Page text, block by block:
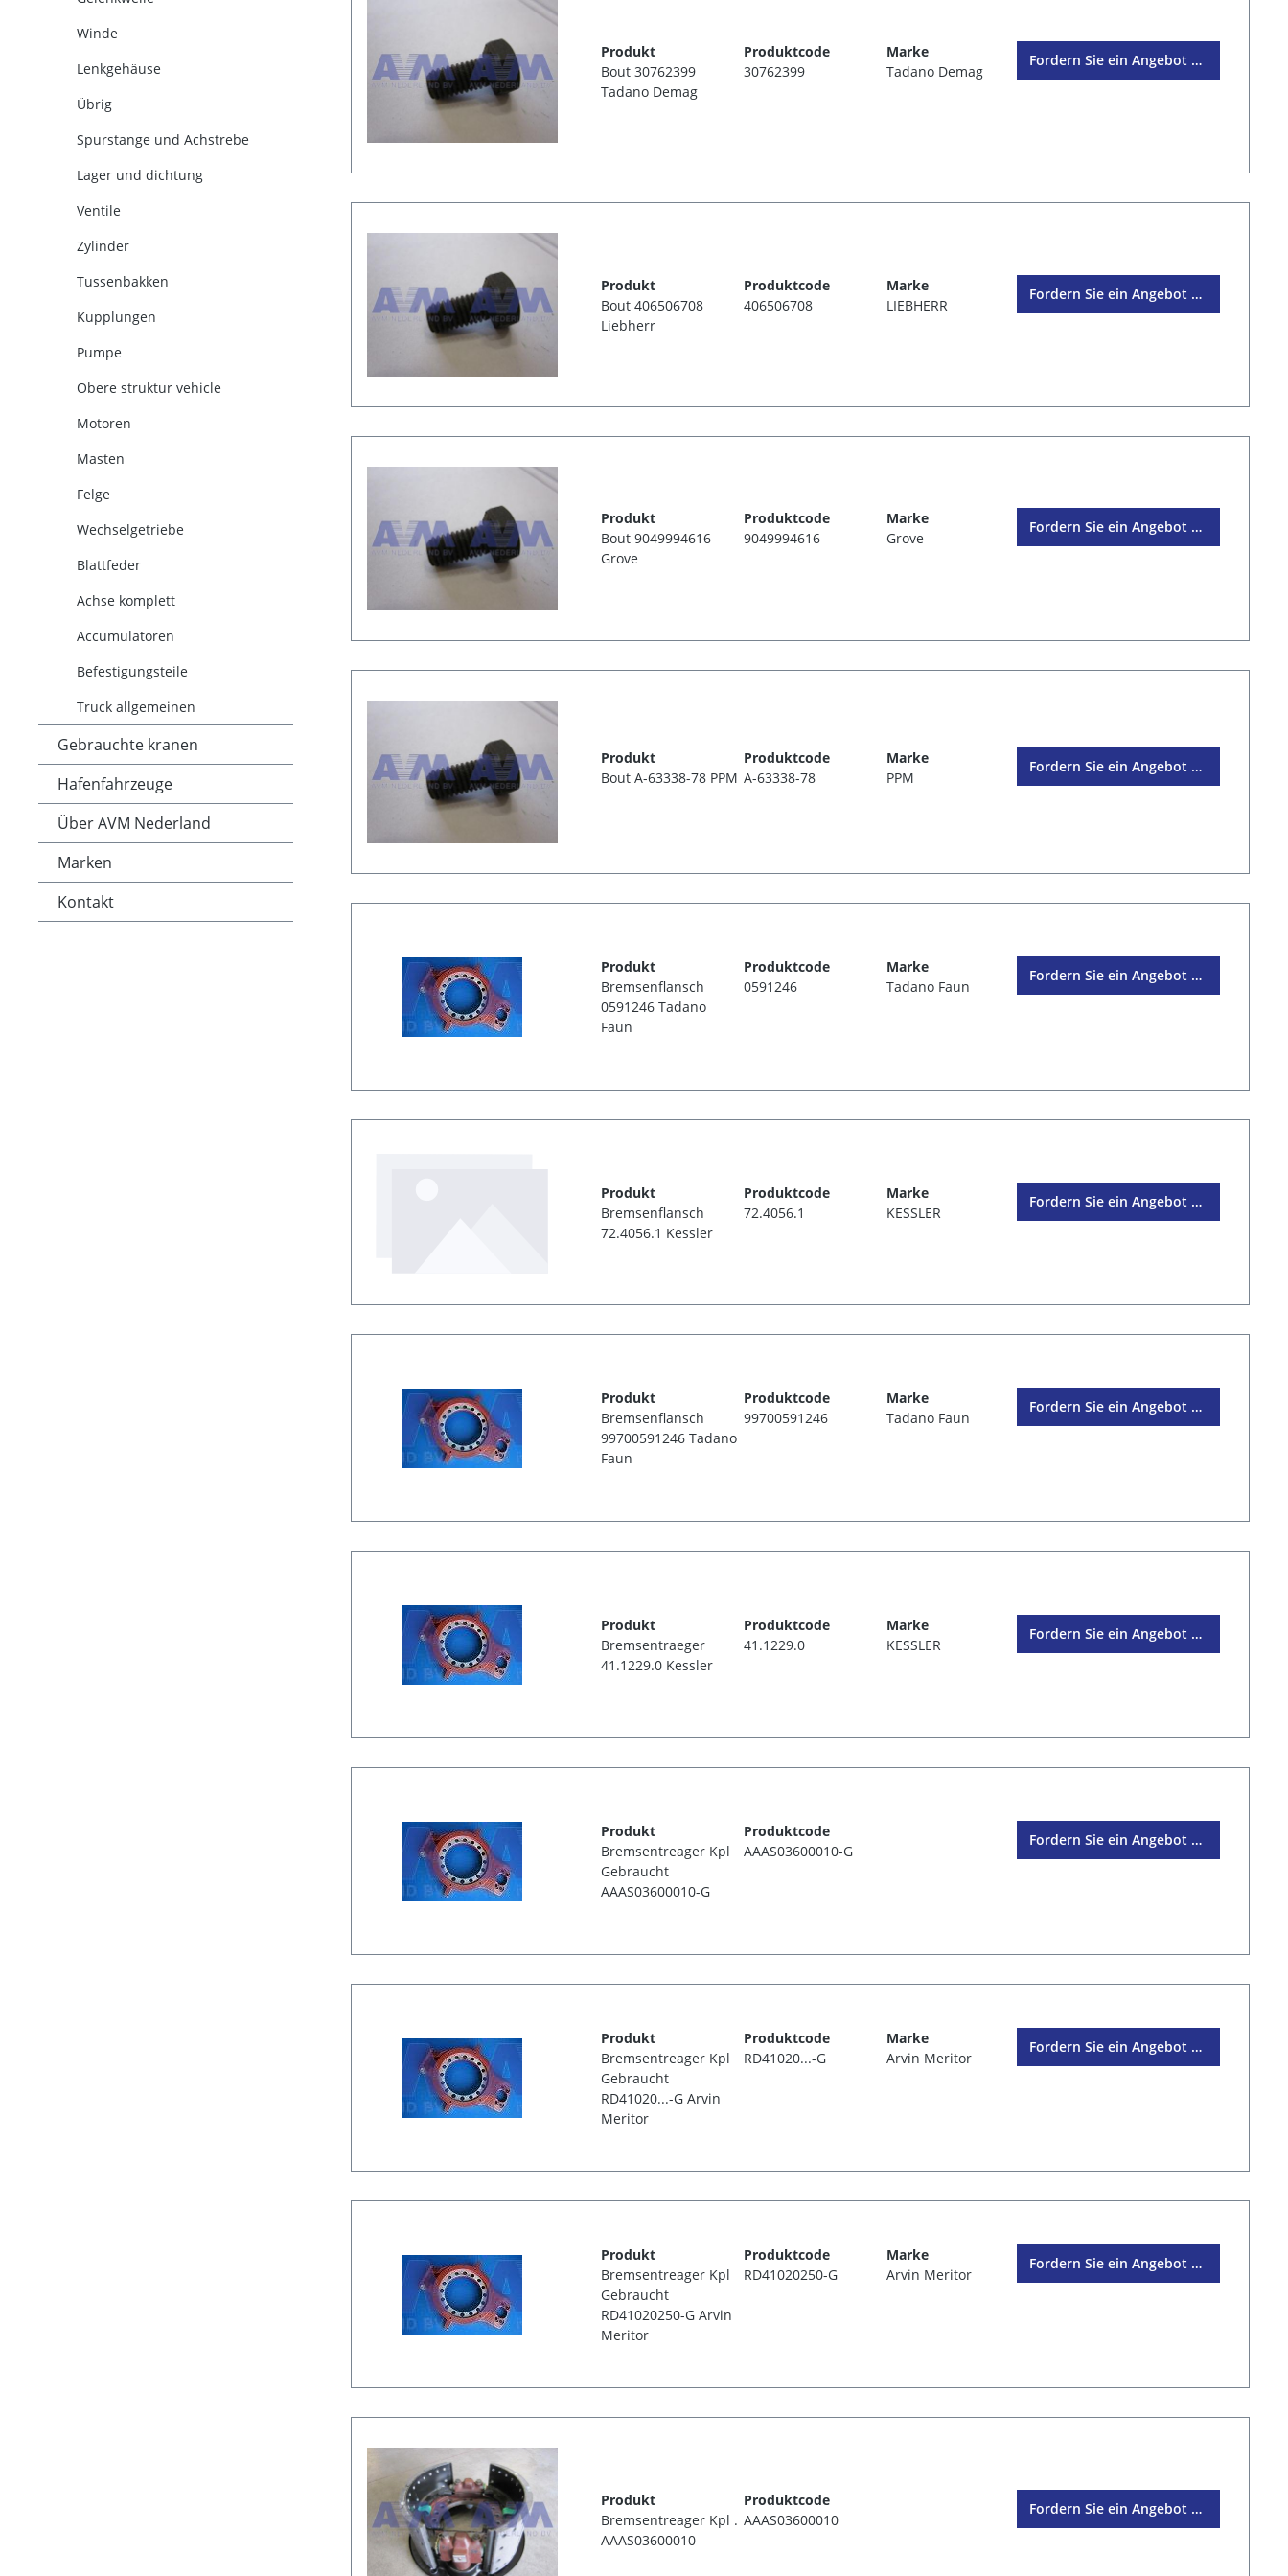
Winde
Lenkgehäuse
Übrig
Spurstange und Achstrebe
Lager und dichtung
Ventile
Zylinder
Tussenbakken
Kupplungen
Pumpe
Obere struktur vehicle
Motoren
Masten
Felge
Wechselgetriebe
Blattfeder
Achse komplett
Accumulatoren
Befestigungsteile
Truck allgemeinen
Gebrauchte kranen
Hafenfahrzeuge
Über AVM Nederland
Marken
Kontakt
Produkt
Bout 30762399
Tadano Demag
Produktcode
30762399
Marke
Tadano Demag
Fordern Sie ein Angebot an
Produkt
Bout 406506708
Liebherr
Produktcode
406506708
Marke
LIEBHERR
Fordern Sie ein Angebot an
Produkt
Bout 9049994616
Grove
Produktcode
9049994616
Marke
Grove
Fordern Sie ein Angebot an
Produkt
Bout A-63338-78 PPM
Produktcode
A-63338-78
Marke
PPM
Fordern Sie ein Angebot an
Produkt
Bremsenflansch
0591246 Tadano
Faun
Produktcode
0591246
Marke
Tadano Faun
Fordern Sie ein Angebot an
Produkt
Bremsenflansch
72.4056.1 Kessler
Produktcode
72.4056.1
Marke
KESSLER
Fordern Sie ein Angebot an
Produkt
Bremsenflansch
99700591246 Tadano
Faun
Produktcode
99700591246
Marke
Tadano Faun
Fordern Sie ein Angebot an
Produkt
Bremsentraeger
41.1229.0 Kessler
Produktcode
41.1229.0
Marke
KESSLER
Fordern Sie ein Angebot an
Produkt
Bremsentreager Kpl
Gebraucht
AAAS03600010-G
Produktcode
AAAS03600010-G
Fordern Sie ein Angebot an
Produkt
Bremsentreager Kpl
Gebraucht
RD41020...-G Arvin
Meritor
Produktcode
RD41020...-G
Marke
Arvin Meritor
Fordern Sie ein Angebot an
Produkt
Bremsentreager Kpl
Gebraucht
RD41020250-G Arvin
Meritor
Produktcode
RD41020250-G
Marke
Arvin Meritor
Fordern Sie ein Angebot an
Produkt
Bremsentreager Kpl .
AAAS03600010
Produktcode
AAAS03600010
Fordern Sie ein Angebot an